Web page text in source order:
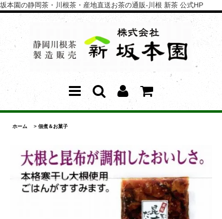
坂本園の静岡茶・川根茶・産地直送お茶の通販-川根 新茶 公式HP
ホーム > 佃煮＆お菓子